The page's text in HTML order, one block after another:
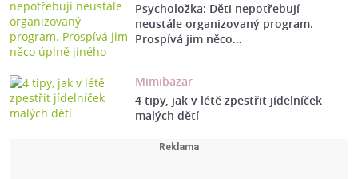
Psycholožka: Děti nepotřebují
neustále organizovaný program.
Prospívá jim něco…
Mimibazar
4 tipy, jak v létě zpestřit jídelníček
malých dětí